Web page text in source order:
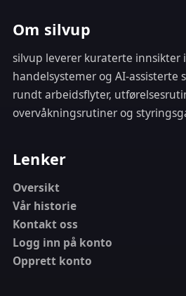
Om silvup
silvup leverer kuraterte innsikter
handelsystemer og AI-assisterte
rundt arbeidsflyter,
overvåkningsrutiner og
Lenker
Oversikt
Vår historie
Kontakt oss
Logg inn på konto
Opprett konto